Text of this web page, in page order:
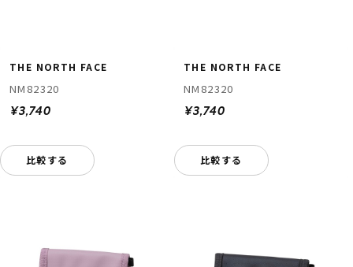
THE NORTH FACE
NM82320
¥3,740
比較する
THE NORTH FACE
NM82320
¥3,740
比較する